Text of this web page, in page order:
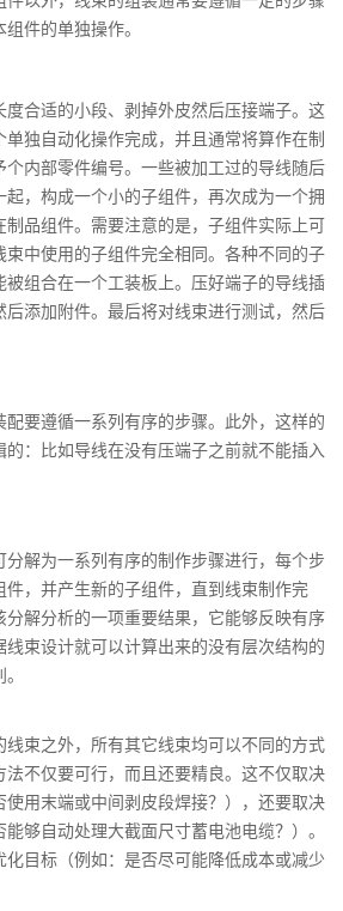
件的单独操作。
度合适的小段、剥掉外皮然后压接端子。这
独自动化操作完成，并且通常将算作在制
个内部零件编号。一些被加工过的导线随后
，构成一个小的子组件，再次成为一个拥
制品组件。需要注意的是，子组件实际上可
束中使用的子组件完全相同。各种不同的子
被组合在一个工装板上。压好端子的导线插
后添加附件。最后将对线束进行测试，然后
要遵循一系列有序的步骤。此外，这样的
：比如导线在没有压端子之前就不能插入
分解为一系列有序的制作步骤进行，每个步
件，并产生新的子组件，直到线束制作完
分解分析的一项重要结果，它能够反映有序
束设计就可以计算出来的没有层次结构的
线束之外，所有其它线束均可以不同的方式
法不仅要可行，而且还要精良。这不仅取决
使用末端或中间剥皮段焊接？），还要取决
够自动处理大截面尺寸蓄电池电缆？）。
化目标（例如：是否尽可能降低成本或减少